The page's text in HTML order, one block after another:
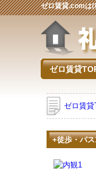
ゼロ賃貸.comは(
ゼロ賃貸
ゼロ賃貸
+徒歩・バ